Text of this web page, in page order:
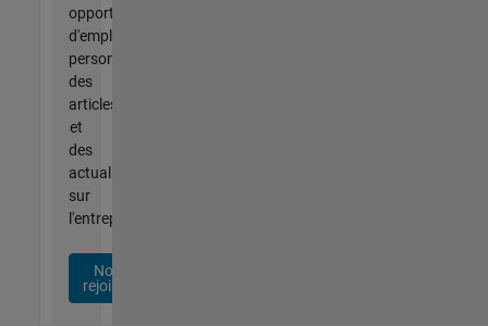
opportunités
d'emploi
personnalisées,
des
articles
et
des
actualités
sur
l'entreprise.
Nous
rejoindre